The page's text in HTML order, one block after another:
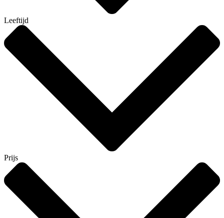
Leeftijd
Prijs